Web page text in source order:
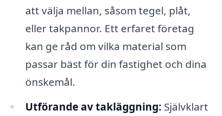
att välja mellan, såsom tegel, plåt,
eller takpannor. Ett erfaret företag
kan ge råd om vilka material som
passar bäst för din fastighet och dina
önskemål.
Utförande av takläggning: Självklart